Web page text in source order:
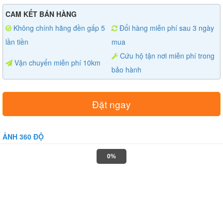
CAM KẾT BÁN HÀNG
Không chính hãng đền gấp 5
lần tiền
Đổi hàng miễn phí sau 3 ngày
mua
Vận chuyển miễn phí 10km
Cứu hộ tận nơi miễn phí trong
bảo hành
Đặt ngay
ẢNH 360 ĐỘ
0%